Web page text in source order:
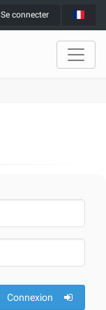
Se connecter
Connexion